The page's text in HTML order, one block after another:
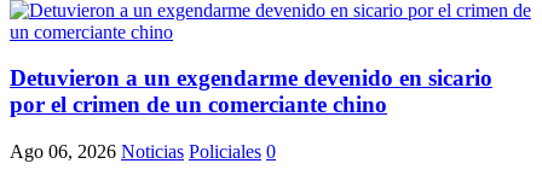
Detuvieron a un exgendarme devenido en sicario
por el crimen de un comerciante chino
Ago 06, 2026 Noticias Policiales 0